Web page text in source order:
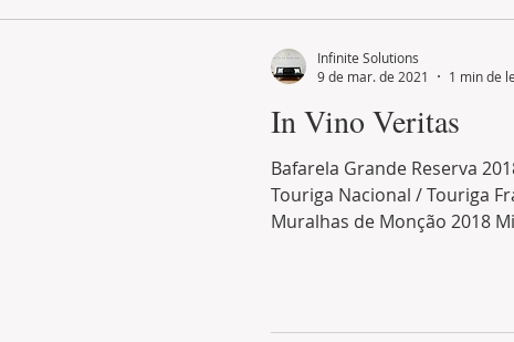
In Vino Veritas
Bafarela Grande Reserva
Touriga Nacional / Touriga
Muralhas de Monção 2018
Infinite Solutions
9 de mar. de 2021
1 min de